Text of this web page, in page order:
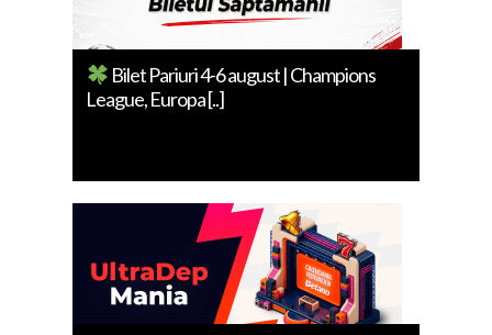
Bilet Pariuri 4-6 august | Champions
League, Europa [..]